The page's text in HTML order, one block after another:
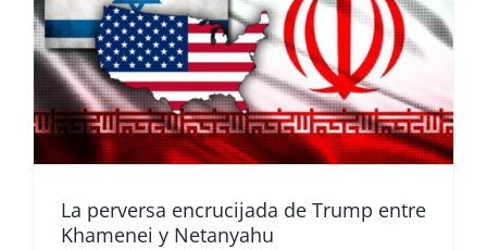
La perversa encrucijada de Trump entre
Khamenei y Netanyahu